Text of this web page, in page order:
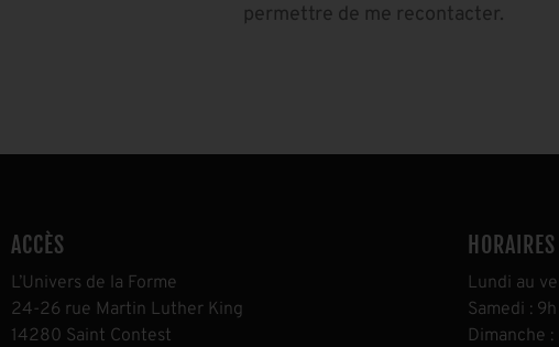
permettre de me recontacter.
ACCÈS
L’Univers de la Forme
24-26 rue Martin Luther King
14280 Saint Contest
HORAIRES
Lundi au
Samedi : 9h
Dimanche :